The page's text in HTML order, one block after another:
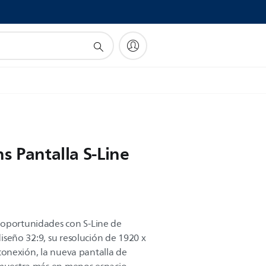
Pantalla S-Line
con S-Line de
32:9, su resolución de 1920 x
la nueva pantalla de